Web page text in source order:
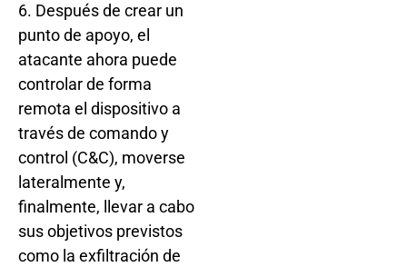
6. Después de crear un
punto de apoyo, el
atacante ahora puede
controlar de forma
remota el dispositivo a
través de comando y
control (C&C), moverse
lateralmente y,
finalmente, llevar a cabo
sus objetivos previstos
como la exfiltración de